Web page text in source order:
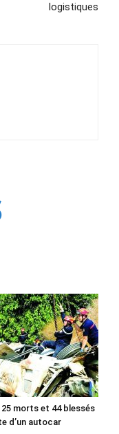
logistiques
25 morts et 44 blessés
d’un autocar